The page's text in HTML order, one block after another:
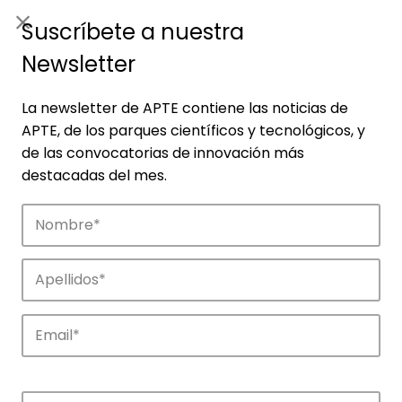
Empresas
Descubre las empresas que impulsan la
innovación en los parques de APTE.
Suscríbete a nuestra
Newsletter
La newsletter de APTE contiene las noticias de
APTE, de los parques científicos y tecnológicos, y
de las convocatorias de innovación más
destacadas del mes.